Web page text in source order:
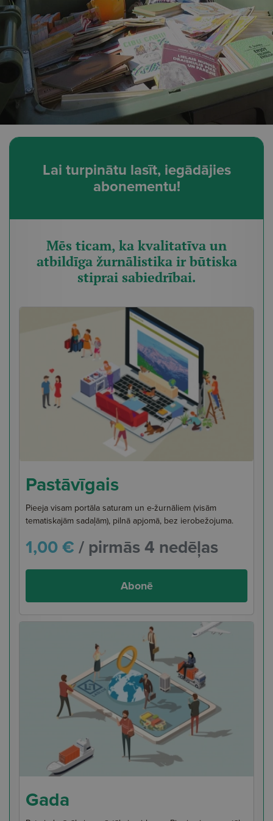
Lai turpinātu lasīt, iegādājies
abonementu!
Mēs ticam, ka kvalitatīva un
atbildīga žurnālistika ir būtiska
stiprai sabiedrībai.
Pastāvīgais
Pieeja visam portāla saturam un e-žurnāliem (visām
tematiskajām sadaļām), pilnā apjomā, bez ierobežojuma.
1,00 €/ pirmās 4 nedēļas
Abonē
Gada